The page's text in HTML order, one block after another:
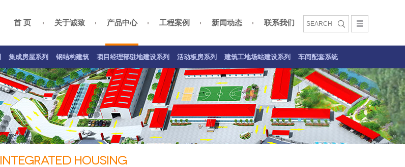
首 页 关于诚致 产品中心 工程案例 新闻动态 联系我们
集成房屋系列 钢结构建筑 项目经理部驻地建设系列 活动板房系列 建筑工地场站建设系列 车间配套系统
车间配套系统案例
INTEGRATED HOUSING